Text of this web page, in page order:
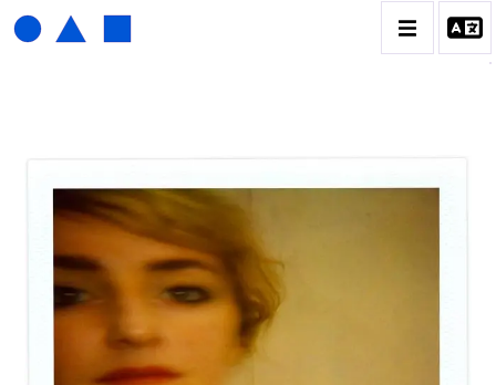
HENRI FOUCAULT
BIOGRAPHIE
CATALOGUE DES OEUVRES
01_SCULPTURE
02_PHOTOGRAPHIQUE